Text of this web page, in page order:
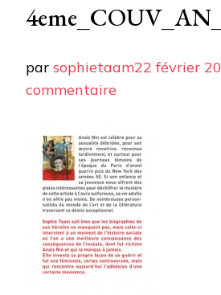
par sophietaam22 février
commentairesur